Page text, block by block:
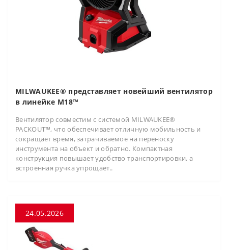
MILWAUKEE® представляет новейший вентилятор
в линейке M18™
Вентилятор совместим с системой MILWAUKEE®
PACKOUT™, что обеспечивает отличную мобильность и
сокращает время, затрачиваемое на переноску
инструмента на объект и обратно. Компактная
конструкция повышает удобство транспортировки, а
встроенная ручка упрощает..
24.05.2026